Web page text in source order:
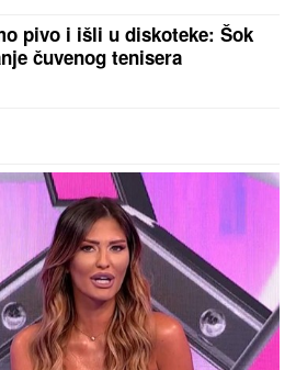
SUDAR NA GAZELI
prevezena u bolnicu,